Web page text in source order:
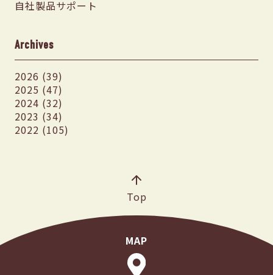
自社製品サポート
Archives
2026 (39)
2025 (47)
2024 (32)
2023 (34)
2022 (105)
Top
MAP